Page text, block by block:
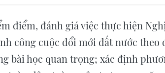
điểm, đánh giá việc thực hiện
công cuộc đổi mới đất nước theo
bài học quan trọng; xác định